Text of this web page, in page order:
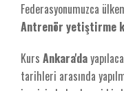
Federasyonumuzca
Antrenör yetiştirme
Kurs Ankara'da
tarihleri arasında